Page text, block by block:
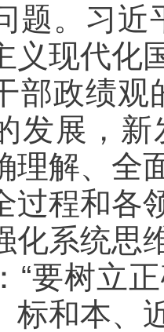
题。习近
义现代化
部政绩观
发展，
理解、全
过程和各
化系统思
“要树立
标和本、